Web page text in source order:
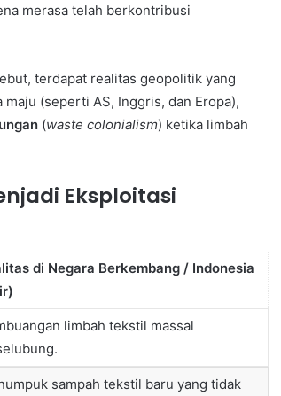
merasa telah berkontribusi
terdapat realitas geopolitik yang
(seperti AS, Inggris, dan Eropa),
(waste colonialism) ketika limbah
Eksploitasi
di Negara Berkembang / Indonesia
limbah tekstil massal
sampah tekstil baru yang tidak
10 June 2003
Love Borneo